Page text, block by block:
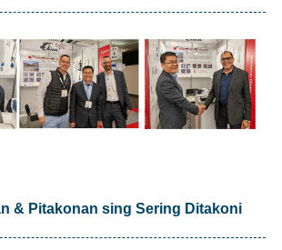
& Pitakonan sing Sering Ditakoni